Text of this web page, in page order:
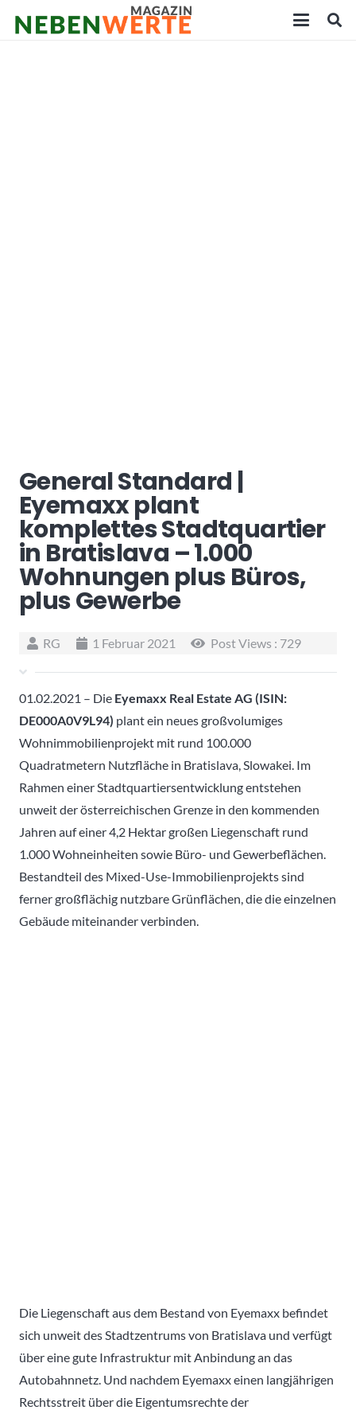
General Standard |
Eyemaxx plant
komplettes Stadtquartier
in Bratislava – 1.000
Wohnungen plus Büros,
plus Gewerbe
RG 1 Februar 2021 Post Views : 729
01.02.2021 – Die Eyemaxx Real Estate AG (ISIN:
DE000A0V9L94) plant ein neues großvolumiges
Wohnimmobilienprojekt mit rund 100.000
Quadratmetern Nutzfläche in Bratislava, Slowakei. Im
Rahmen einer Stadtquartiersentwicklung entstehen
unweit der österreichischen Grenze in den kommenden
Jahren auf einer 4,2 Hektar großen Liegenschaft rund
1.000 Wohneinheiten sowie Büro- und Gewerbeflächen.
Bestandteil des Mixed-Use-Immobilienprojekts sind
ferner großflächig nutzbare Grünflächen, die die einzelnen
Gebäude miteinander verbinden.
Die Liegenschaft aus dem Bestand von Eyemaxx befindet
sich unweit des Stadtzentrums von Bratislava und verfügt
über eine gute Infrastruktur mit Anbindung an das
Autobahnnetz. Und nachdem Eyemaxx einen langjährigen
Rechtsstreit über die Eigentumsrechte der